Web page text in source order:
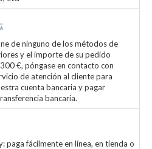
de ninguno de los métodos de
y el importe de su pedido
€, póngase en contacto con
de atención al cliente para
cuenta bancaria y pagar
bancaria.
paga fácilmente en línea, en tienda o